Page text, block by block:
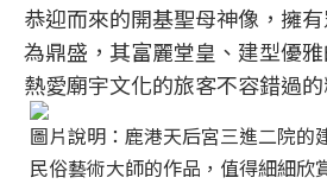
恭迎而來的開基聖母神像，擁
為鼎盛，其富麗堂皇、建型優
熱愛廟宇文化的旅客不容錯過的
圖片說明：鹿港天后宮三進二院的
民俗藝術大師的作品，值得細細欣